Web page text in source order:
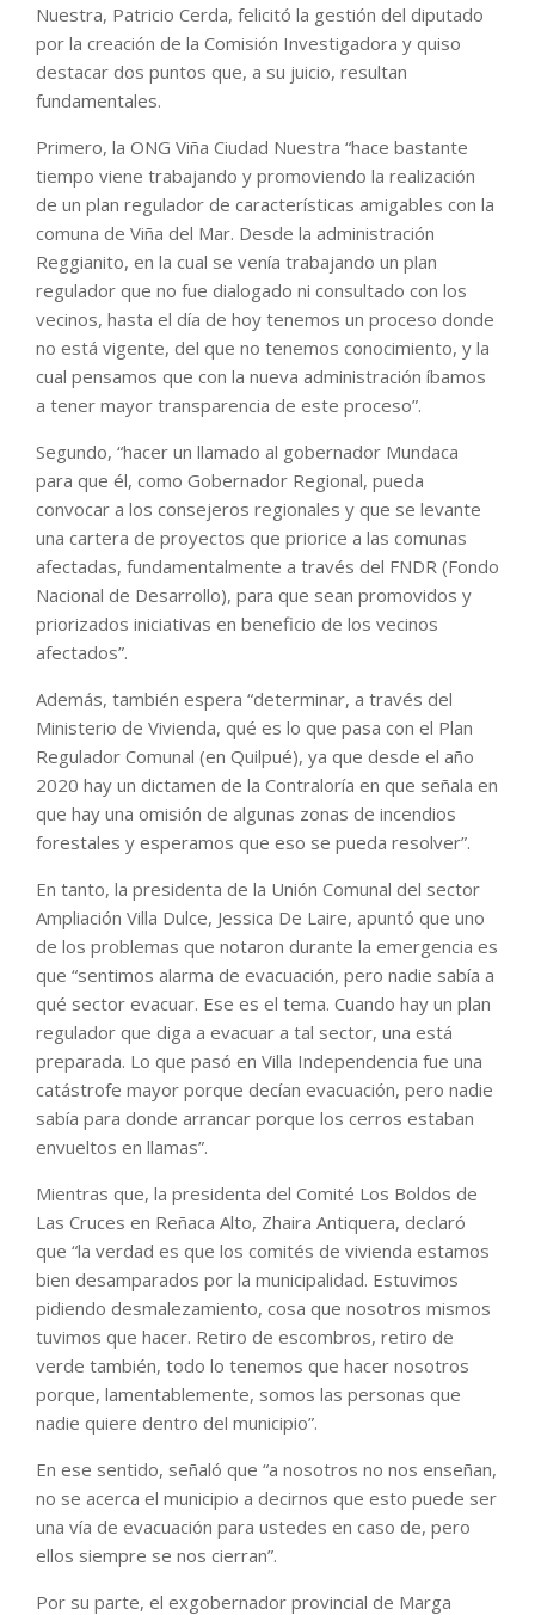
Nuestra, Patricio Cerda, felicitó la gestión del diputado
por la creación de la Comisión Investigadora y quiso
destacar dos puntos que, a su juicio, resultan
fundamentales.
Primero, la ONG Viña Ciudad Nuestra “hace bastante
tiempo viene trabajando y promoviendo la realización
de un plan regulador de características amigables con la
comuna de Viña del Mar. Desde la administración
Reggianito, en la cual se venía trabajando un plan
regulador que no fue dialogado ni consultado con los
vecinos, hasta el día de hoy tenemos un proceso donde
no está vigente, del que no tenemos conocimiento, y la
cual pensamos que con la nueva administración íbamos
a tener mayor transparencia de este proceso”.
Segundo, “hacer un llamado al gobernador Mundaca
para que él, como Gobernador Regional, pueda
convocar a los consejeros regionales y que se levante
una cartera de proyectos que priorice a las comunas
afectadas, fundamentalmente a través del FNDR (Fondo
Nacional de Desarrollo), para que sean promovidos y
priorizados iniciativas en beneficio de los vecinos
afectados”.
Además, también espera “determinar, a través del
Ministerio de Vivienda, qué es lo que pasa con el Plan
Regulador Comunal (en Quilpué), ya que desde el año
2020 hay un dictamen de la Contraloría en que señala en
que hay una omisión de algunas zonas de incendios
forestales y esperamos que eso se pueda resolver”.
En tanto, la presidenta de la Unión Comunal del sector
Ampliación Villa Dulce, Jessica De Laire, apuntó que uno
de los problemas que notaron durante la emergencia es
que “sentimos alarma de evacuación, pero nadie sabía a
qué sector evacuar. Ese es el tema. Cuando hay un plan
regulador que diga a evacuar a tal sector, una está
preparada. Lo que pasó en Villa Independencia fue una
catástrofe mayor porque decían evacuación, pero nadie
sabía para donde arrancar porque los cerros estaban
envueltos en llamas”.
Mientras que, la presidenta del Comité Los Boldos de
Las Cruces en Reñaca Alto, Zhaira Antiquera, declaró
que “la verdad es que los comités de vivienda estamos
bien desamparados por la municipalidad. Estuvimos
pidiendo desmalezamiento, cosa que nosotros mismos
tuvimos que hacer. Retiro de escombros, retiro de
verde también, todo lo tenemos que hacer nosotros
porque, lamentablemente, somos las personas que
nadie quiere dentro del municipio”.
En ese sentido, señaló que “a nosotros no nos enseñan,
no se acerca el municipio a decirnos que esto puede ser
una vía de evacuación para ustedes en caso de, pero
ellos siempre se nos cierran”.
Por su parte, el exgobernador provincial de Marga